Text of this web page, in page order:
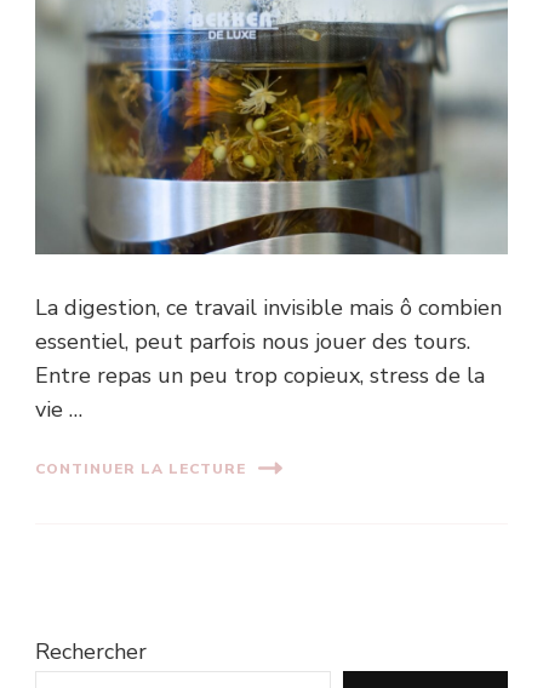
La digestion, ce travail invisible mais ô combien
essentiel, peut parfois nous jouer des tours.
Entre repas un peu trop copieux, stress de la
vie …
CONTINUER LA LECTURE
Rechercher